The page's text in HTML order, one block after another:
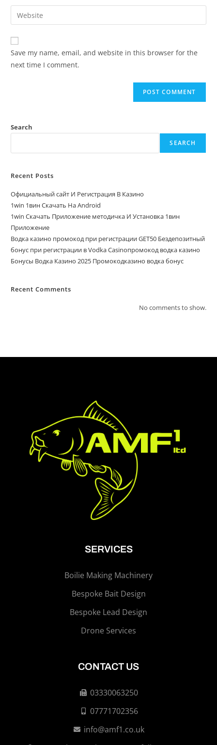
Save my name, email, and website in this browser for the
next time I comment.
Search
SEARCH
Recent Posts
Официальный сайт И Регистрация В Казино
1win 1вин Скачать На Android
1win Скачать Приложение методичка И Установка 1вин
Приложение
Водка казино промокод при регистрации GET50 Бездепозитный
бонус при регистрации в Vodka Casinoпромокод водка казино
Бонусы Водка Казино 2025 Промокодказино водка бонус
Recent Comments
No comments to show.
SERVICES
Boilie Making Machinery
Bespoke Bait Design
Bespoke Lead Design
Drone Services
CONTACT US
03330063250
07771702356
info@amf1.co.uk